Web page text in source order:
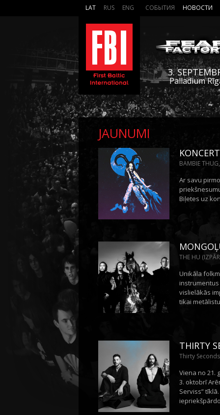
LAT RUS ENG СОБЫТИЯ НОВОСТИ
3.
Palladium
JAUNUMI
BAMBIE
Ar savu
Biļetes uz
THE HU
Unikāla
instrumentus
vislielākās
tikai
THIRTY
Thirty
Viena no 21.
3. oktobrī
Serviss”